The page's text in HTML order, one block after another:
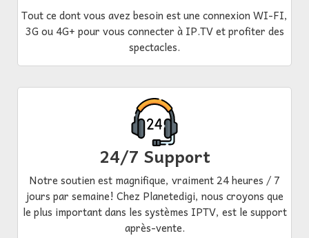
Tout ce dont vous avez besoin est une connexion WI-FI,
3G ou 4G+ pour vous connecter à IP.TV et profiter des
spectacles.
24/7 Support
Notre soutien est magnifique, vraiment 24 heures / 7
jours par semaine! Chez Planetedigi, nous croyons que
le plus important dans les systèmes IPTV, est le support
après-vente.